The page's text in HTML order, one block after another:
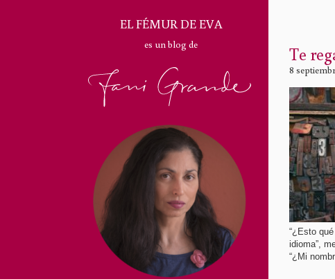
EL FÉMUR DE EVA
es un blog de Te
8
“¿Esto
idioma”,
“¿Mi